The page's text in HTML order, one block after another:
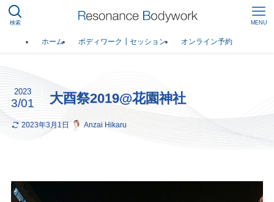
検索 MENU
ホーム ボディワーク┃セッション オンライン予約
大酉祭2019@花園神社
2023
3/01
2023年3月1日 Anzai Hikaru